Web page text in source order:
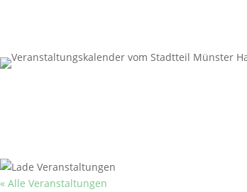
« Alle Veranstaltungen